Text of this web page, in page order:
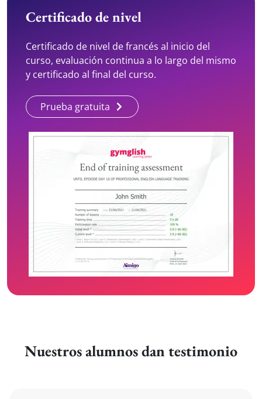
Certificado de nivel
Certificado de nivel de francés al inicio del
curso, evaluación continua a lo largo del mismo
y certificado al final del curso.
Prueba gratuita
Nuestros alumnos dan testimonio